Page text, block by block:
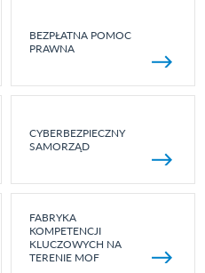
BEZPŁATNA POMOC
PRAWNA
CYBERBEZPIECZNY
SAMORZĄD
FABRYKA
KOMPETENCJI
KLUCZOWYCH NA
TERENIE MOF